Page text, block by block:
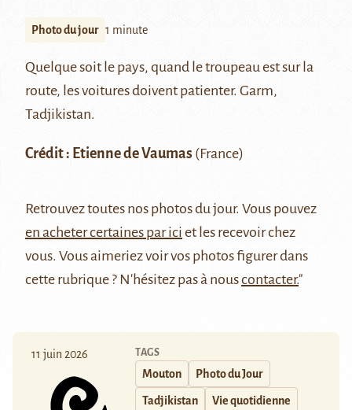
Photo du jour 1 minute
Quelque soit le pays, quand le troupeau est sur la
route, les voitures doivent patienter. Garm,
Tadjikistan.
Crédit : Etienne de Vaumas (France)
Retrouveztoutes nos photos du jour. Vous pouvez
en acheter certaines par ici et les recevoir chez
vous. Vous aimeriez voir vos photos figurer dans
cette rubrique ? N'hésitez pas à nouscontacter."
11 juin 2026 TAGS
Mouton Photo du Jour
Tadjikistan Vie quotidienne